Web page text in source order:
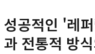
성공적인 '레
과 전통적 방